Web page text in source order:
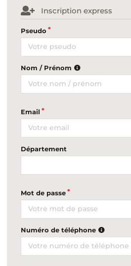
Inscription express
Pseudo
Nom / Prénom
Email
Département
Mot de passe
Numéro de téléphone